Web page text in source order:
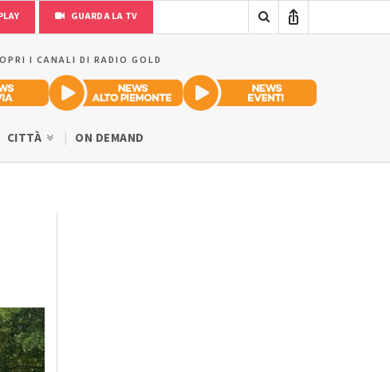
GUARDA LA TV
I CANALI DI RADIO GOLD
CITTÀ ON DEMAND